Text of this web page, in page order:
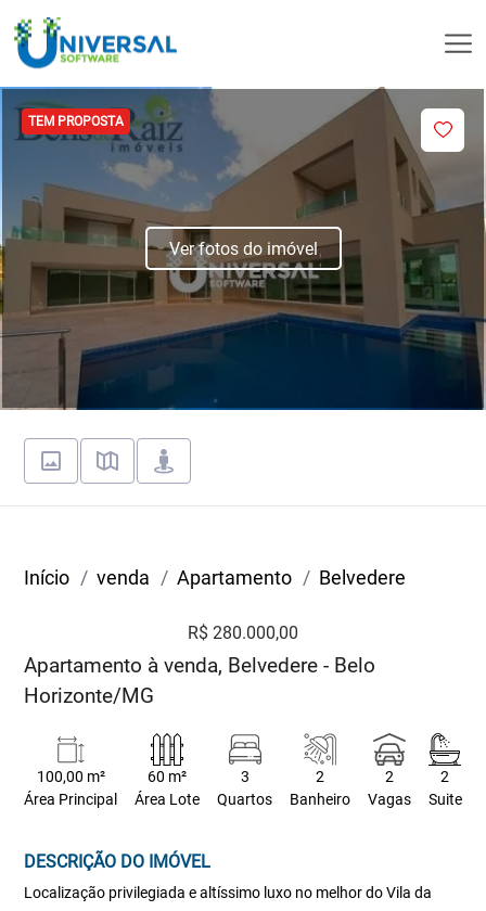
TEM PROPOSTA
Ver fotos do imóvel
Início venda Apartamento Belvedere
R$ 280.000,00
Apartamento à venda, Belvedere - Belo
Horizonte/MG
100,00 m²
Área Principal
60 m²
Área Lote
3
Quartos
2
Banheiro
2
Vagas
2
Suite
DESCRIÇÃO DO IMÓVEL
Localização privilegiada e altíssimo luxo no melhor do Vila da